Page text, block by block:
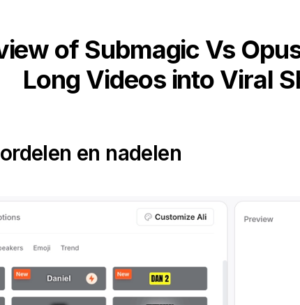
of Submagic Vs
Long Videos into Viral
en nadelen